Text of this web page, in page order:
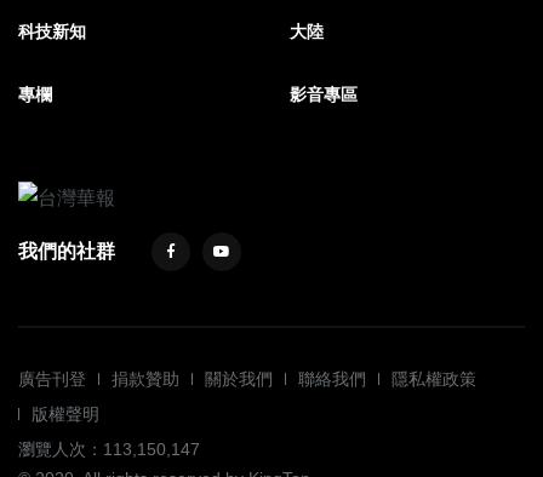
科技新知 大陸
專欄 影音專區
我們的社群
廣告刊登 捐款贊助 關於我們 聯絡我們
隱私權政策
版權聲明
瀏覽人次：113,150,147